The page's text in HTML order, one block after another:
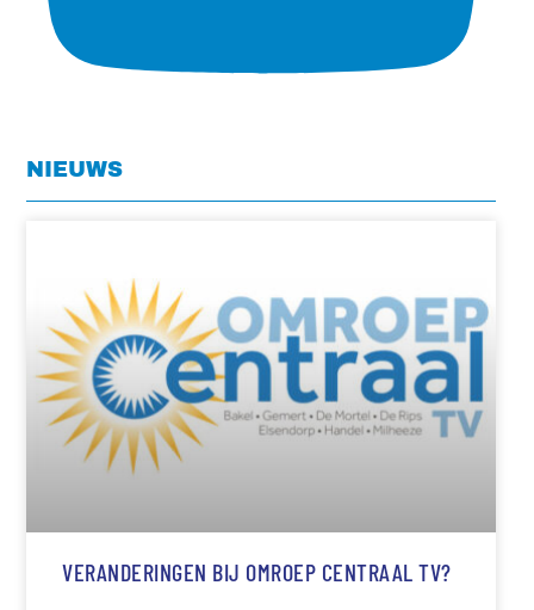
NIEUWS
VERANDERINGEN BIJ OMROEP CENTRAAL TV?